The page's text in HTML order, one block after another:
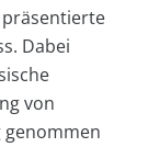
Dabei
von